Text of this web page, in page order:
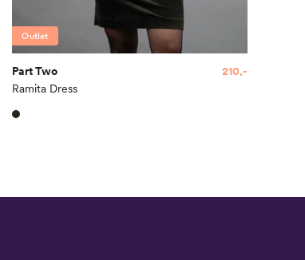
Outlet
Part Two
Ramita Dress
210,-